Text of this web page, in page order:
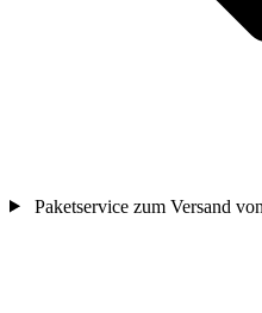
Paketservice zum Versand